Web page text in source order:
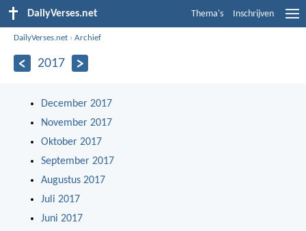
DailyVerses.net Thema's Inschrijven
DailyVerses.net ›Archief
2017
December 2017
November 2017
Oktober 2017
September 2017
Augustus 2017
Juli 2017
Juni 2017